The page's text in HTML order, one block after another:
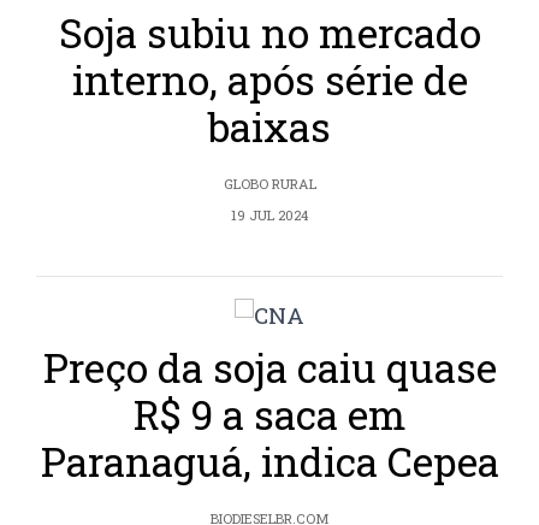
Soja subiu no mercado
interno, após série de
baixas
GLOBO RURAL
19 JUL 2024
Preço da soja caiu quase
R$ 9 a saca em
Paranaguá, indica Cepea
BIODIESELBR.COM